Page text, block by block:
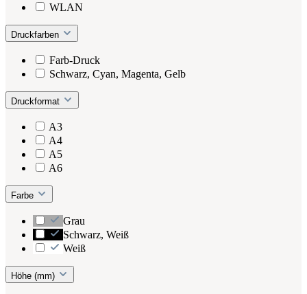
WLAN
Druckfarben
Farb-Druck
Schwarz, Cyan, Magenta, Gelb
Druckformat
A3
A4
A5
A6
Farbe
Grau
Schwarz, Weiß
Weiß
Höhe (mm)